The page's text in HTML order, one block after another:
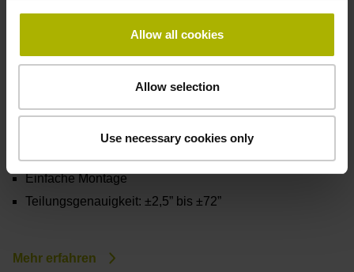
Allow all cookies
Allow selection
Use necessary cookies only
Inkrementale Winkelmessgeräte
Magnetische Abtastung
Einfache Montage
Teilungsgenauigkeit: ±2,5” bis ±72”
Mehr erfahren